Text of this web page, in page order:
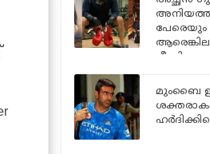
പേരെയും
മീഡിയ
മുംബൈ